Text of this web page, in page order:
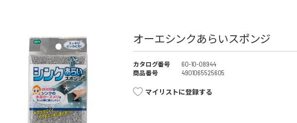
オーエシンクあらいスポンジ
カタログ番号
60-10-08944
商品番号
4901065525605
マイリストに登録する